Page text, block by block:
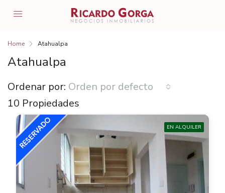
Home Atahualpa
Atahualpa
10 Propiedades
Ordenar por: Orden por defecto
EN ALQUILER